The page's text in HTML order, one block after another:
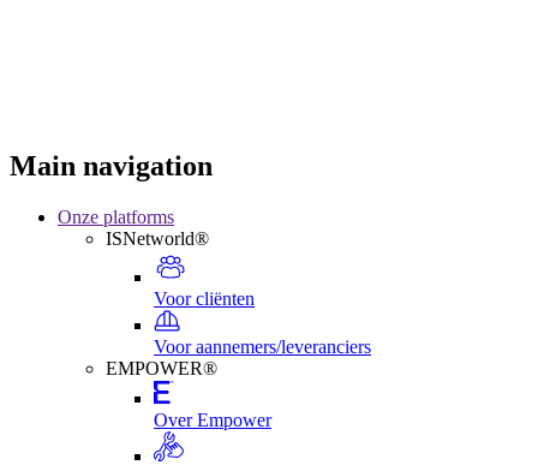
Main navigation
Onze platforms
ISNetworld®
Voor cliënten
Voor aannemers/leveranciers
EMPOWER®
Over Empower